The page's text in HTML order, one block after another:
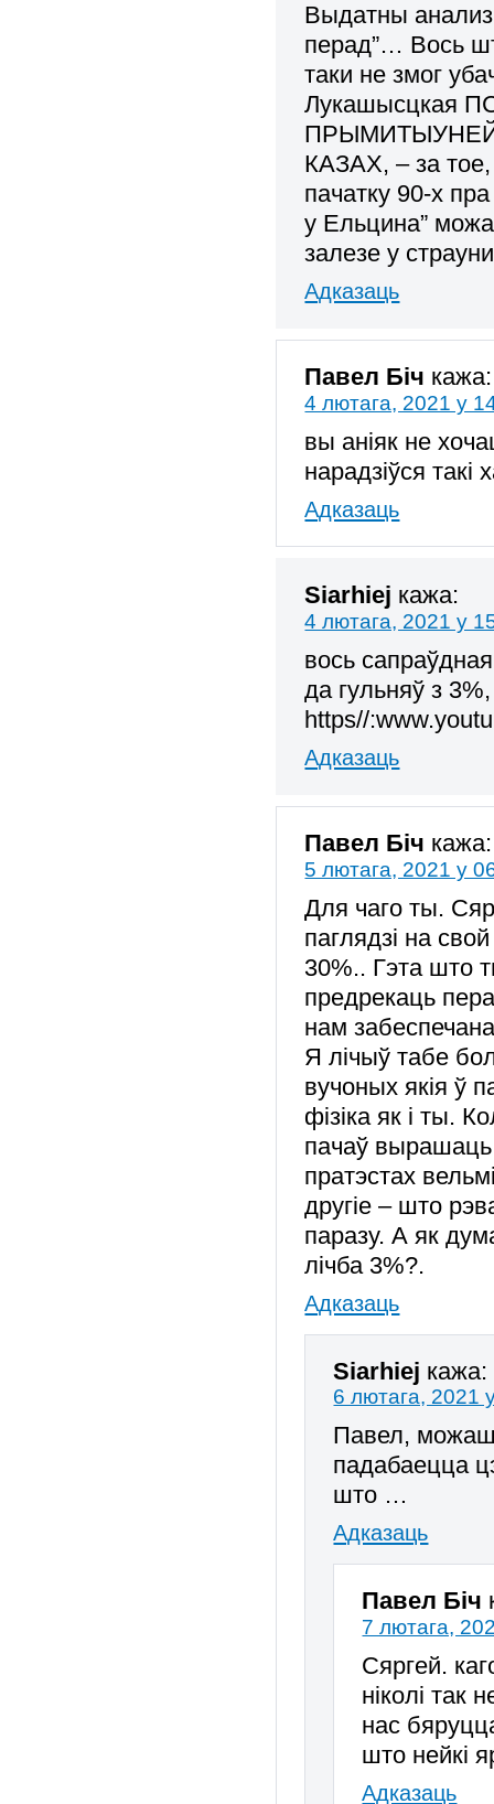
Выдатны анализ
перад”… Вось
таки не змог
Лукашысцкая
ПРЫМИТЫУНЕЙ
КАЗАХ, – за тое,
пачатку 90-х
у Ельцина”
залезе у
Адказаць
Павел Біч кажа:
4 лютага, 2021 у
вы аніяк не
нарадзіўся
Адказаць
Siarhiej кажа:
4 лютага, 2021 у
вось
да гульняў з
https//
Адказаць
Павел Біч кажа:
5 лютага, 2021 у
Для чаго ты.
паглядзі на
30%.. Гэта што
предрекаць
нам
Я лічыў табе
вучоных якія ў
фізіка як і ты.
пачаў вырашаць
пратэстах
другіе – што
паразу. А як
лічба 3%?.
Адказаць
Siarhiej кажа:
6 лютага, 2021
Павел, можаш
падабаецца
што …
Адказаць
Павел Біч
7 лютага,
Сяргей.
ніколі так
нас
што нейкі
Адказаць